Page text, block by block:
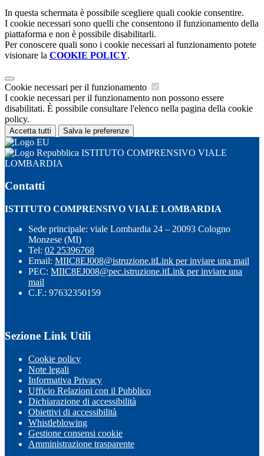
In questa schermata è possibile scegliere quali cookie consentire.
I cookie necessari sono quelli che consentono il funzionamento della
piattaforma e non è possibile disabilitarli.
Per conoscere quali sono i cookie necessari al funzionamento potete
visionare la COOKIE POLICY.
Cookie necessari per il funzionamento
I cookie necessari per il funzionamento non possono essere
disabilitati. È possibile consultare l'elenco nella pagina della cookie
policy.
Accetta tutti Salva le preferenze
ISTITUTO COMPRENSIVO VIALE
LOMBARDIA
Contatti
ISTITUTO COMPRENSIVO VIALE LOMBARDIA
Sede principale: viale Lombardia 24 – 20093 Cologno
Monzese (MI)
Tel: 02 25396768
Email: MIIC8EJ008@istruzione.itLink per inviare una mail
PEC: MIIC8EJ008@pec.istruzione.itLink per inviare una
mail
C.F.: 97632350159
Sezione Link Utili
Cookie policy
Note legali
Informativa Privacy
Ufficio Relazioni con il Pubblico
Dichiarazione di accessibilità
Obiettivi di accessibilità
Whistleblowing
Gestione consensi cookie
Amministrazione trasparente